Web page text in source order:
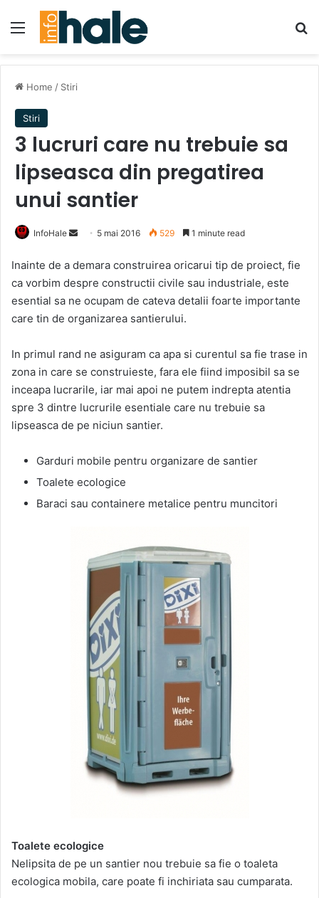
Menu
Home / Stiri
Stiri
3 lucruri care nu trebuie sa
lipseasca din pregatirea
unui santier
InfoHale
Send
email
5 mai 2016 529 1 minute read
Inainte de a demara construirea oricarui tip de proiect, fie
ca vorbim despre constructii civile sau industriale, este
esential sa ne ocupam de cateva detalii foarte importante
care tin de organizarea santierului.
In primul rand ne asiguram ca apa si curentul sa fie trase in
zona in care se construieste, fara ele fiind imposibil sa se
inceapa lucrarile, iar mai apoi ne putem indrepta atentia
spre 3 dintre lucrurile esentiale care nu trebuie sa
lipseasca de pe niciun santier.
Garduri mobile pentru organizare de santier
Toalete ecologice
Baraci sau containere metalice pentru muncitori
Toalete ecologice
Nelipsita de pe un santier nou trebuie sa fie o toaleta
ecologica mobila, care poate fi inchiriata sau cumparata.